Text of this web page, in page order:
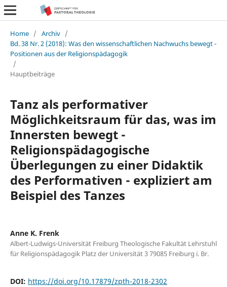
Home / Archiv /
Bd. 38 Nr. 2 (2018): Was den wissenschaftlichen Nachwuchs bewegt -
Positionen aus der Religionspädagogik
/
Hauptbeiträge
Tanz als performativer
Möglichkeitsraum für das, was im
Innersten bewegt -
Religionspädagogische
Überlegungen zu einer Didaktik
des Performativen - expliziert am
Beispiel des Tanzes
Anne K. Frenk
Albert-Ludwigs-Universität Freiburg Theologische Fakultät Lehrstuhl
für Religionspädagogik Platz der Universität 3 79085 Freiburg i. Br.
DOI: https://doi.org/10.17879/zpth-2018-2302